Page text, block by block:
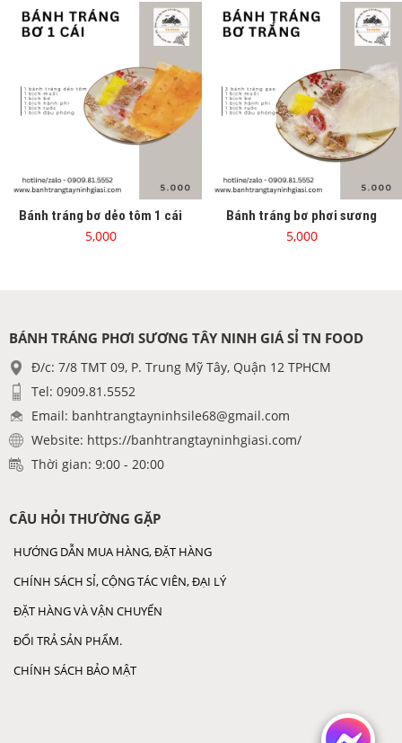
Bánh tráng bơ dẻo tôm 1 cái
5,000
Bánh tráng bơ phơi sương
5,000
BÁNH TRÁNG PHƠI SƯƠNG TÂY NINH GIÁ SỈ TN FOOD
Đ/c: 7/8 TMT 09, P. Trung Mỹ Tây, Quận 12 TPHCM
Tel: 0909.81.5552
Email: banhtrangtayninhsile68@gmail.com
Website: https://banhtrangtayninhgiasi.com/
Thời gian: 9:00 - 20:00
CÂU HỎI THƯỜNG GẶP
HƯỚNG DẪN MUA HÀNG, ĐẶT HÀNG
CHÍNH SÁCH SỈ, CỘNG TÁC VIÊN, ĐẠI LÝ
ĐẶT HÀNG VÀ VẬN CHUYỂN
ĐỔI TRẢ SẢN PHẨM.
CHÍNH SÁCH BẢO MẬT